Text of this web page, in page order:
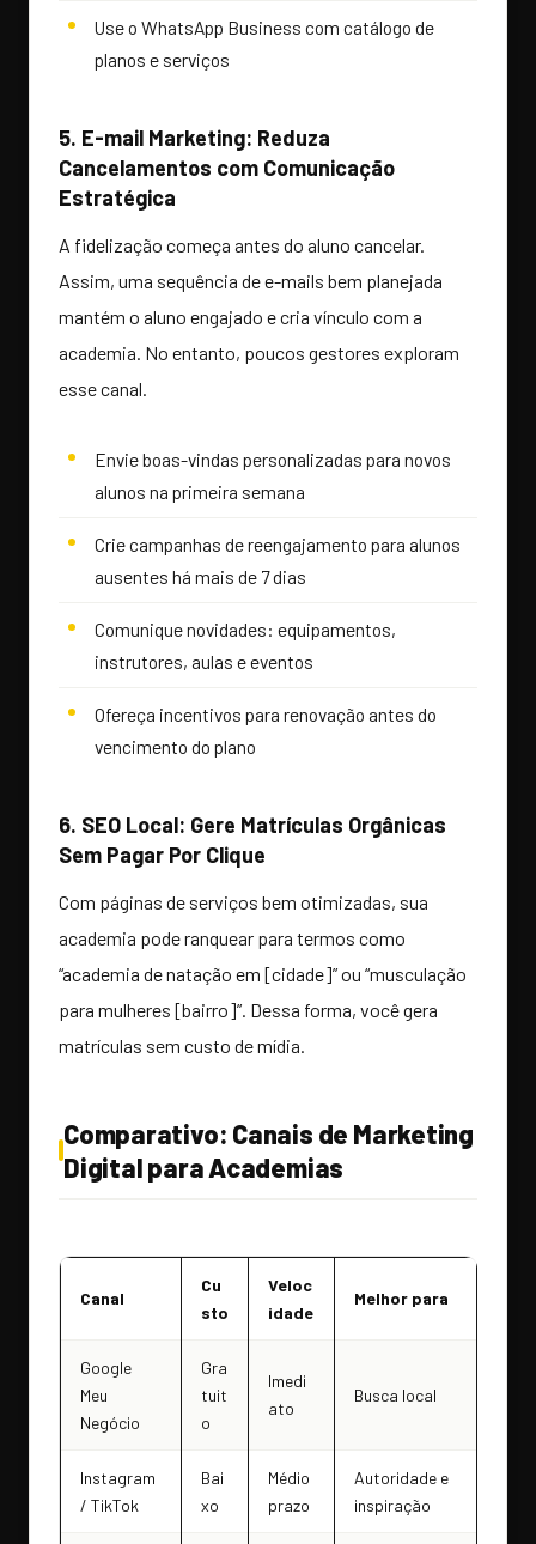
Use o WhatsApp Business com catálogo de
planos e serviços
5. E-mail Marketing: Reduza
Cancelamentos com Comunicação
Estratégica
A fidelização começa antes do aluno cancelar.
Assim, uma sequência de e-mails bem planejada
mantém o aluno engajado e cria vínculo com a
academia. No entanto, poucos gestores exploram
esse canal.
Envie boas-vindas personalizadas para novos
alunos na primeira semana
Crie campanhas de reengajamento para alunos
ausentes há mais de 7 dias
Comunique novidades: equipamentos,
instrutores, aulas e eventos
Ofereça incentivos para renovação antes do
vencimento do plano
6. SEO Local: Gere Matrículas Orgânicas
Sem Pagar Por Clique
Com páginas de serviços bem otimizadas, sua
academia pode ranquear para termos como
“academia de natação em [cidade]” ou “musculação
para mulheres [bairro]”. Dessa forma, você gera
matrículas sem custo de mídia.
Comparativo: Canais de Marketing
Digital para Academias
Canal
Cu
sto
Veloc
idade
Melhor para
Google
Meu
Negócio
Gra
tuit
o
Imedi
ato
Busca local
Instagram
/ TikTok
Bai
xo
Médio
prazo
Autoridade e
inspiração